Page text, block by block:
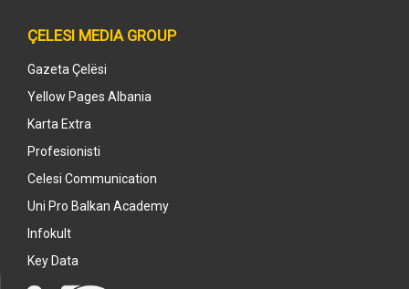
ÇELESI MEDIA GROUP
Gazeta Çelësi
Yellow Pages Albania
Karta Extra
Profesionisti
Celesi Communication
Uni Pro Balkan Academy
Infokult
Key Data